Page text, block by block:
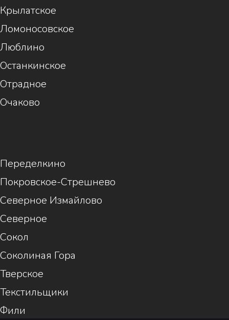
Крылатское
Ломоносовское
Люблино
Останкинское
Отрадное
Очаково
Переделкино
Покровское-Стрешнево
Северное Измайлово
Северное
Сокол
Соколиная Гора
Тверское
Текстильщики
Фили